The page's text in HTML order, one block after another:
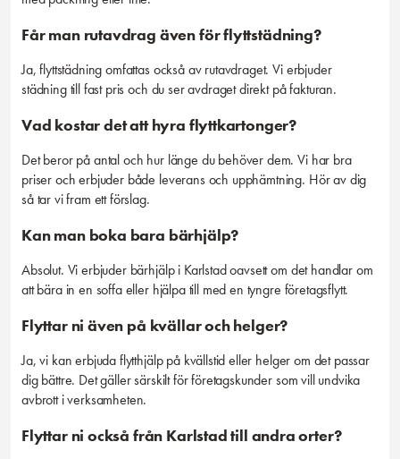
Får man rutavdrag även för flyttstädning?
Ja, flyttstädning omfattas också av rutavdraget. Vi erbjuder
städning till fast pris och du ser avdraget direkt på fakturan.
Vad kostar det att hyra flyttkartonger?
Det beror på antal och hur länge du behöver dem. Vi har bra
priser och erbjuder både leverans och upphämtning. Hör av dig
så tar vi fram ett förslag.
Kan man boka bara bärhjälp?
Absolut. Vi erbjuder bärhjälp i Karlstad oavsett om det handlar om
att bära in en soffa eller hjälpa till med en tyngre företagsflytt.
Flyttar ni även på kvällar och helger?
Ja, vi kan erbjuda flytthjälp på kvällstid eller helger om det passar
dig bättre. Det gäller särskilt för företagskunder som vill undvika
avbrott i verksamheten.
Flyttar ni också från Karlstad till andra orter?